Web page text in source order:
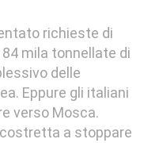
richieste di
mila tonnellate di
delle
Eppure gli italiani
verso Mosca.
a stoppare